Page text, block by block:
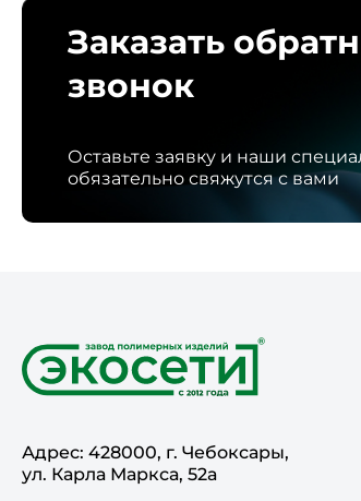
Заказать
звонок
Оставьте заявку и наши
обязательно свяжутся с вами
Адрес: 428000, г. Чебоксары,
ул. Карла Маркса, 52а